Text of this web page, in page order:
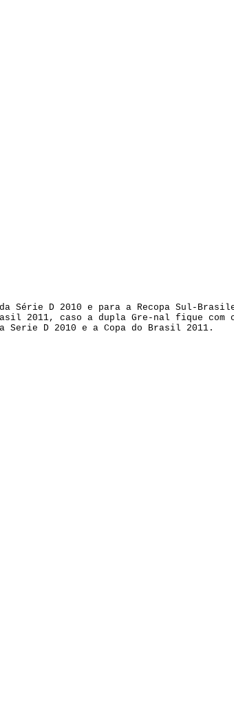
Série D 2010 e para a Recopa Sul-
2011, caso a dupla Gre-nal fique com
Serie D 2010 e a Copa do Brasil 2011.